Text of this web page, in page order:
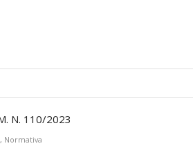
N. 110/2023
, Normativa